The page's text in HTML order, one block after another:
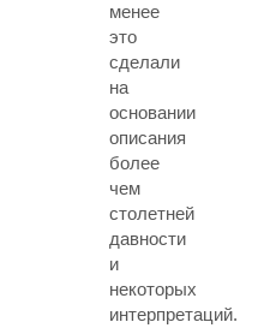
менее
это
сделали
на
основании
описания
более
чем
столетней
давности
и
некоторых
интерпретаций.